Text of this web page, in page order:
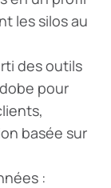
les silos au
des outils
pour
basée sur
: